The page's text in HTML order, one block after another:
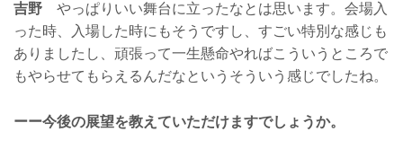
吉野 やっぱりいい舞台に立ったなとは思います。会場入
った時、入場した時にもそうですし、すごい特別な感じも
ありましたし、頑張って一生懸命やればこういうところで
もやらせてもらえるんだなというそういう感じでしたね。
ーー今後の展望を教えていただけますでしょうか。